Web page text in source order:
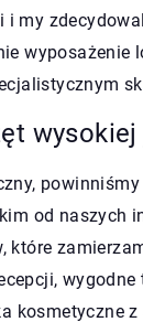
i my
wyposażenie
od naszych
które
kosmetyczne